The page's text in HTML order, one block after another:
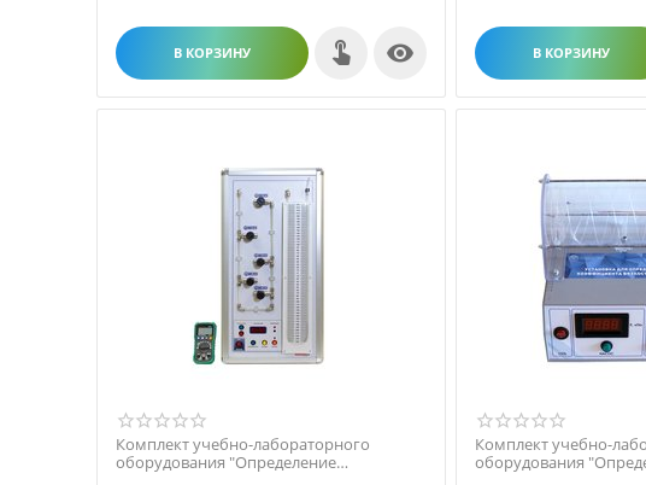
В КОРЗИНУ  В КОРЗИНУ
Комплект учебно-лабораторного
оборудования "Определение
Комплект учебно-
оборудования